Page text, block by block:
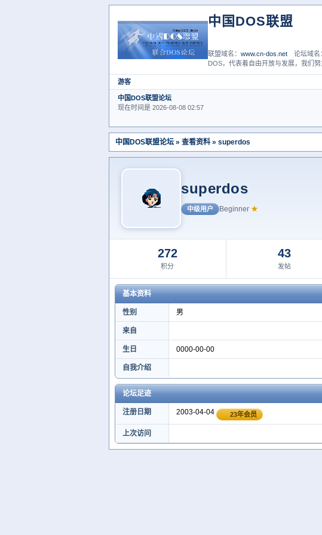
中国DOS联盟
联盟域名：www.cn-dos.net 论坛域名
DOS，代表着自由开放与发展，我们
游客
中国DOS联盟论坛
现在时间是 2026-08-08 02:57
中国DOS联盟论坛 » 查看资料 » superdos
superdos
中级用户 Beginner ★
272
积分
43
发帖
基本资料
性别 男
来自
生日 0000-00-00
自我介绍
论坛足迹
注册日期 2003-04-04 23年会员
上次访问